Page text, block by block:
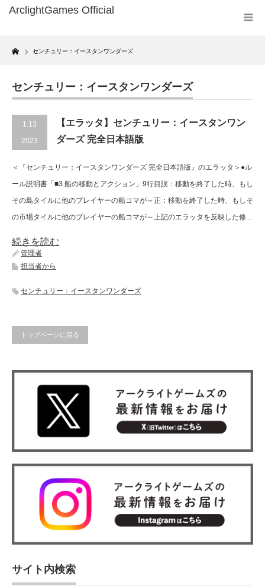
Home
センチュリー：イースタンワンダーズ
センチュリー：イースタンワンダーズ
1.13
2023
【エラッタ】センチュリー：イースタンワン
ダーズ 完全日本語版
＜『センチュリー：イースタンワンダーズ 完全日本語版』のエラッタ＞●ル
ール説明書「■3.船の移動とアクション」9行目誤：移動を終了した時、もし
その島タイルに他のプレイヤーの船コマが～正：移動を終了した時、もしそ
の市場タイルに他のプレイヤーの船コマが～上記のエラッタを反映した修...
続きを読む
管理者
担当者から
センチュリー：イースタンワンダーズ
トップページに戻る
サイト内検索